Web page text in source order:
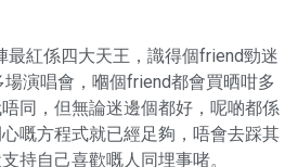
最紅係四大天王，識得個friend勁迷
演唱會，嗰個friend都會買晒咁多
同，但無論迷邊個都好，呢啲都係
嘅方程式就已經足夠，唔會去踩其
持自己喜歡嘅人同埋事啫。